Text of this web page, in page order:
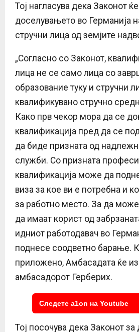
Тој нагласува дека Законот
доселувањето во Германија
стручни лица од земјите
„Согласно со Законот,
лица не се само лица со
образование туку и стручни
квалификувано стручно
Како прв чекор мора да се
квалификација пред да се
да биде призната од
служби. Со призната
квалификација може да
виза за кое ви е потребна и
за работно место. За да може
да имаат корист од
идниот работодавач во
поднесе соодветно барање.
приложено, Амбасадата ќе
амбасадорот Герберих.
Следете a1on на Youtube
Тој посочува дека Законот